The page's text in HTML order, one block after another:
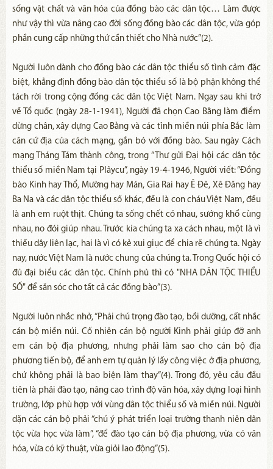
sống vật chất và văn hóa của đồng bào các dân tộc… Làm được
như vậy thì vừa nâng cao đời sống đồng bào các dân tộc, vừa góp
phần cung cấp những thứ cần thiết cho Nhà nước”(2).
Người luôn dành cho đồng bào các dân tộc thiểu số tình cảm đặc
biệt, khẳng định đồng bào dân tộc thiểu số là bộ phận không thể
tách rời trong cộng đồng các dân tộc Việt Nam. Ngay sau khi trở
về Tổ quốc (ngày 28-1-1941), Người đã chọn Cao Bằng làm điểm
dừng chân, xây dựng Cao Bằng và các tỉnh miền núi phía Bắc làm
căn cứ địa của cách mạng, gắn bó với đồng bào. Sau ngày Cách
mạng Tháng Tám thành công, trong “Thư gửi Đại hội các dân tộc
thiểu số miền Nam tại Plâycu”, ngày 19-4-1946, Người viết: “Đồng
bào Kinh hay Thổ, Mường hay Mán, Gia Rai hay Ê Đê, Xê Đăng hay
Ba Na và các dân tộc thiểu số khác, đều là con cháu Việt Nam, đều
là anh em ruột thịt. Chúng ta sống chết có nhau, sướng khổ cùng
nhau, no đói giúp nhau. Trước kia chúng ta xa cách nhau, một là vì
thiếu dây liên lạc, hai là vì có kẻ xui giục để chia rẽ chúng ta. Ngày
nay, nước Việt Nam là nước chung của chúng ta. Trong Quốc hội có
đủ đại biểu các dân tộc. Chính phủ thì có "NHA DÂN TỘC THIỂU
SỐ" để săn sóc cho tất cả các đồng bào”(3).
Người luôn nhắc nhở, “Phải chú trọng đào tạo, bồi dưỡng, cất nhắc
cán bộ miền núi. Cố nhiên cán bộ người Kinh phải giúp đỡ anh
em cán bộ địa phương, nhưng phải làm sao cho cán bộ địa
phương tiến bộ, để anh em tự quản lý lấy công việc ở địa phương,
chứ không phải là bao biện làm thay”(4). Trong đó, yêu cầu đầu
tiên là phải đào tạo, nâng cao trình độ văn hóa, xây dựng loại hình
trường, lớp phù hợp với vùng dân tộc thiểu số và miền núi. Người
dặn các cán bộ phải “chú ý phát triển loại trường thanh niên dân
tộc vừa học vừa làm”, “để đào tạo cán bộ địa phương, vừa có văn
hóa, vừa có kỹ thuật, vừa giỏi lao động”(5).